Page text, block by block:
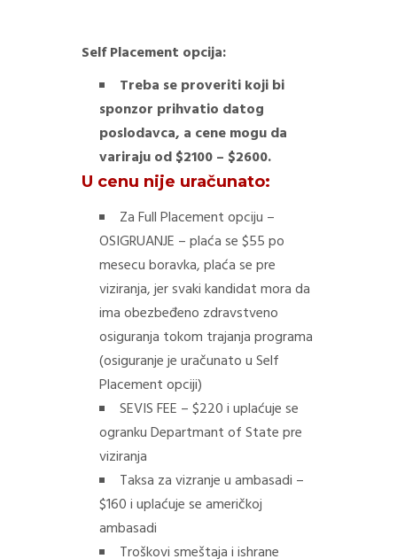
Self Placement opcija:
Treba se proveriti koji bi
sponzor prihvatio datog
poslodavca, a cene mogu da
variraju od $2100 – $2600.
U cenu nije uračunato:
Za Full Placement opciju –
OSIGRUANJE – plaća se $55 po
mesecu boravka, plaća se pre
viziranja, jer svaki kandidat mora da
ima obezbeđeno zdravstveno
osiguranja tokom trajanja programa
(osiguranje je uračunato u Self
Placement opciji)
SEVIS FEE – $220 i uplaćuje se
ogranku Departmant of State pre
viziranja
Taksa za vizranje u ambasadi –
$160 i uplaćuje se američkoj
ambasadi
Troškovi smeštaja i ishrane